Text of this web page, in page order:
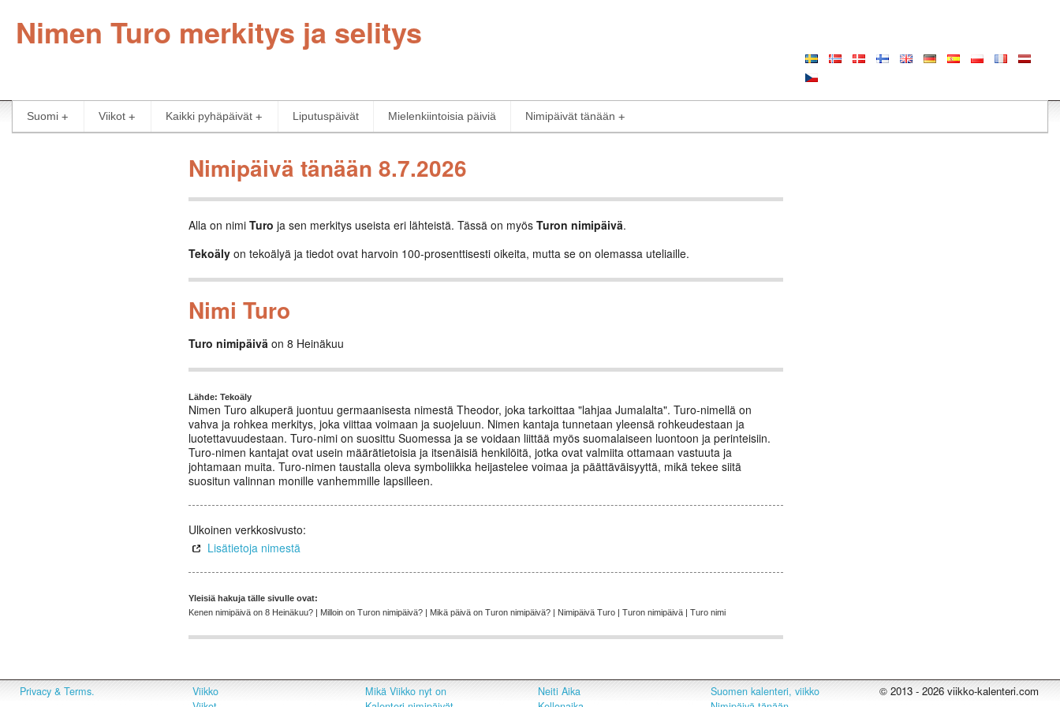
Nimen Turo merkitys ja selitys
Suomi Viikot Kaikki pyhäpäivät Liputuspäivät Mielenkiintoisia päiviä Nimipäivät tänään
Nimipäivä tänään 8.7.2026
Alla on nimi Turo ja sen merkitys useista eri lähteistä. Tässä on myös Turon nimipäivä.
Tekoäly on tekoälyä ja tiedot ovat harvoin 100-prosenttisesti oikeita, mutta se on olemassa uteliaille.
Nimi Turo
Turo nimipäivä on 8 Heinäkuu
Lähde: Tekoäly
Nimen Turo alkuperä juontuu germaanisesta nimestä Theodor, joka tarkoittaa "lahjaa Jumalalta". Turo-nimellä on
vahva ja rohkea merkitys, joka viittaa voimaan ja suojeluun. Nimen kantaja tunnetaan yleensä rohkeudestaan ja
luotettavuudestaan. Turo-nimi on suosittu Suomessa ja se voidaan liittää myös suomalaiseen luontoon ja perinteisiin.
Turo-nimen kantajat ovat usein määrätietoisia ja itsenäisiä henkilöitä, jotka ovat valmiita ottamaan vastuuta ja
johtamaan muita. Turo-nimen taustalla oleva symboliikka heijastelee voimaa ja päättäväisyyttä, mikä tekee siitä
suositun valinnan monille vanhemmille lapsilleen.
Ulkoinen verkkosivusto:
Lisätietoja nimestä
Yleisiä hakuja tälle sivulle ovat:
Kenen nimipäivä on 8 Heinäkuu? | Milloin on Turon nimipäivä? | Mikä päivä on Turon nimipäivä? | Nimipäivä Turo | Turon nimipäivä | Turo nimi
Privacy & Terms.
Viikko
Mikä Viikko nyt on
Neiti Aika
Suomen kalenteri, viikko
© 2013 - 2026 viikko-kalenteri.com